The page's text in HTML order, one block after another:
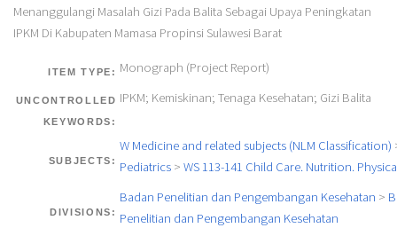
Menanggulangi Masalah Gizi Pada Balita Sebagai Upaya Peningkatan
IPKM Di Kabupaten Mamasa Propinsi Sulawesi Barat
ITEM TYPE: Monograph (Project Report)
UNCONTROLLED
KEYWORDS:
IPKM; Kemiskinan; Tenaga Kesehatan; Gizi Balita
SUBJECTS:
W Medicine and related subjects (NLM Classification)
Pediatrics> WS 113-141 Child Care. Nutrition.
DIVISIONS:
Badan Penelitian dan Pengembangan Kesehatan >
Penelitian dan Pengembangan Kesehatan